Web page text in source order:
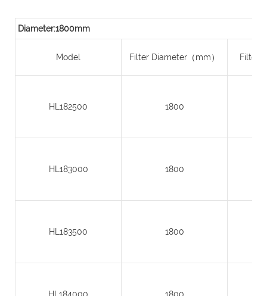
Diameter:1800mm
Model Filter Diameter（mm） Filter
HL182500 1800
HL183000 1800
HL183500 1800